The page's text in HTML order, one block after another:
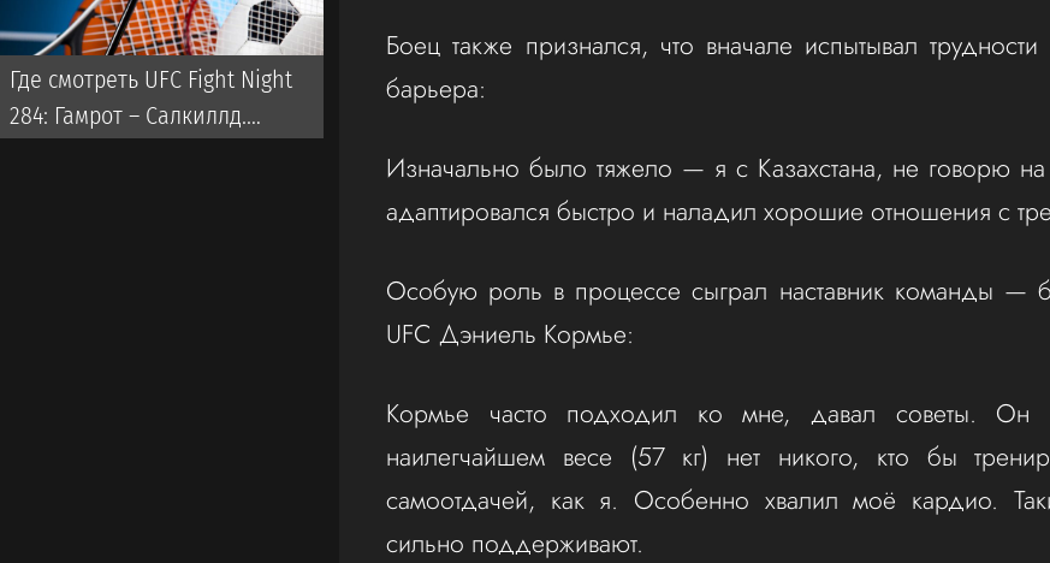
Боец также признался, что вначале испытывал трудности
барьера:
Изначально было тяжело — я с Казахстана, не говорю
адаптировался быстро и наладил хорошие отношения с
Особую роль в процессе сыграл наставник команды —
UFC Дэниель Кормье:
Кормье часто подходил ко мне, давал советы. Он
наилегчайшем весе (57 кг) нет никого, кто бы
самоотдачей, как я. Особенно хвалил моё кардио.
сильно поддерживают.
Где смотреть UFC Fight Night
284: Гамрот – Салкиллд.